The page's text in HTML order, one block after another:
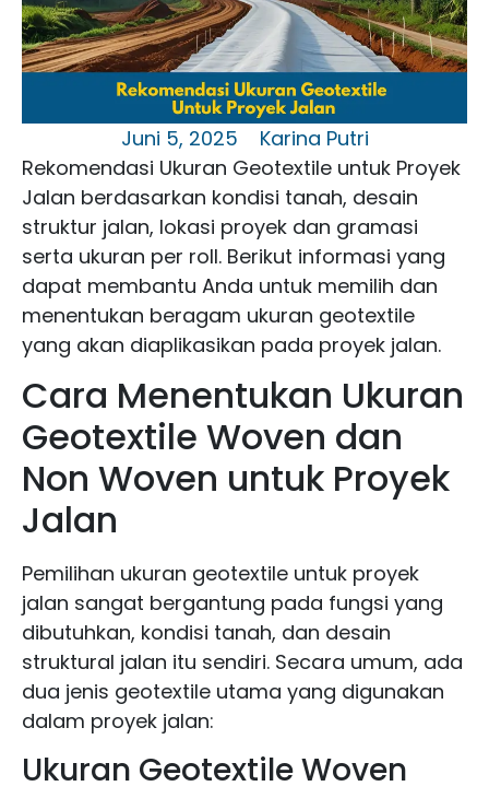
Juni 5, 2025
Karina Putri
Rekomendasi Ukuran Geotextile untuk Proyek
Jalan berdasarkan kondisi tanah, desain
struktur jalan, lokasi proyek dan gramasi
serta ukuran per roll. Berikut informasi yang
dapat membantu Anda untuk memilih dan
menentukan beragam ukuran geotextile
yang akan diaplikasikan pada proyek jalan.
Cara Menentukan Ukuran
Geotextile Woven dan
Non Woven untuk Proyek
Jalan
Pemilihan ukuran geotextile untuk proyek
jalan sangat bergantung pada fungsi yang
dibutuhkan, kondisi tanah, dan desain
struktural jalan itu sendiri. Secara umum, ada
dua jenis geotextile utama yang digunakan
dalam proyek jalan:
Ukuran Geotextile Woven